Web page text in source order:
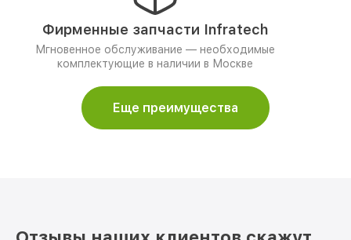
Фирменные запчасти Infratech
Мгновенное обслуживание — необходимые
комплектующие в наличии в Москве
Еще преимущества